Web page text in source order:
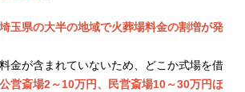
玉県の大半の地域で火葬場料金の割増が発
金が含まれていないため、どこか式場を借
公営斎場2～10万円、民営斎場10～30万円ほ